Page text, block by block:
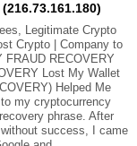
Legitimate Crypto
Crypto | Company to
FRAUD RECOVERY
Lost My Wallet
Helped Me
my cryptocurrency
phrase. After
success, I came